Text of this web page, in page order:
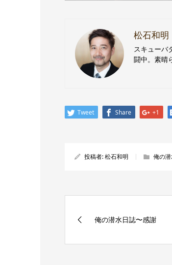
松石和明
スキューバ
闘中。素晴
Tweet Share +1
投稿者:松石和明 俺の
俺の潜水日誌〜感謝